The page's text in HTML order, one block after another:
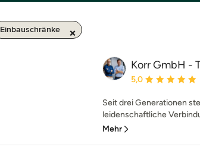
Einbauschränke
Korr GmbH -
Durchschnittliche
5,0
Seit drei Generationen
leidenschaftliche
Mehr